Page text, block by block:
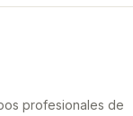
profesionales de